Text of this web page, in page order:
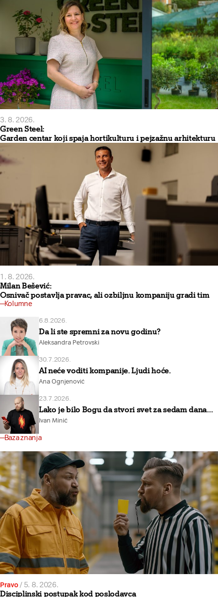
3. 8. 2026.
Green Steel:
Garden centar koji spaja hortikulturu i pejzažnu arhitekturu
1. 8. 2026.
Milan Bešević:
Osnivač postavlja pravac, ali ozbiljnu kompaniju gradi tim
Kolumne
6.8.2026.
Da li ste spremni za novu godinu?
Aleksandra Petrovski
30.7.2026.
AI neće voditi kompanije. Ljudi hoće.
Ana Ognjenović
23.7.2026.
Lako je bilo Bogu da stvori svet za sedam dana…
Ivan Minić
Baza znanja
Pravo / 5. 8. 2026.
Disciplinski postupak kod poslodavca